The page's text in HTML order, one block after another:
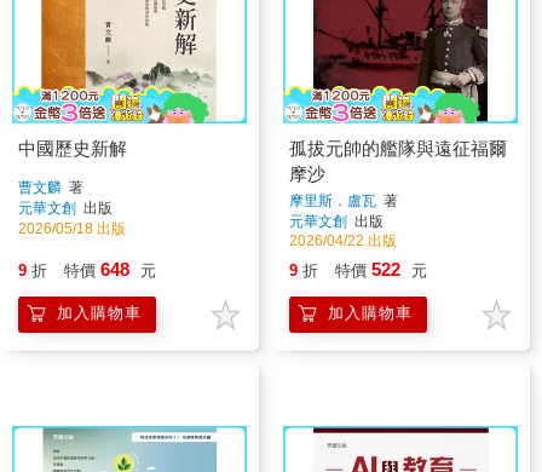
中國歷史新解
曹文麟 著
元華文創 出版
2026/05/18 出版
9 折 特價 648 元
加入購物車
孤拔元帥的艦隊與遠征福爾
摩沙
摩里斯．盧瓦 著
元華文創 出版
2026/04/22 出版
9 折 特價 522 元
加入購物車